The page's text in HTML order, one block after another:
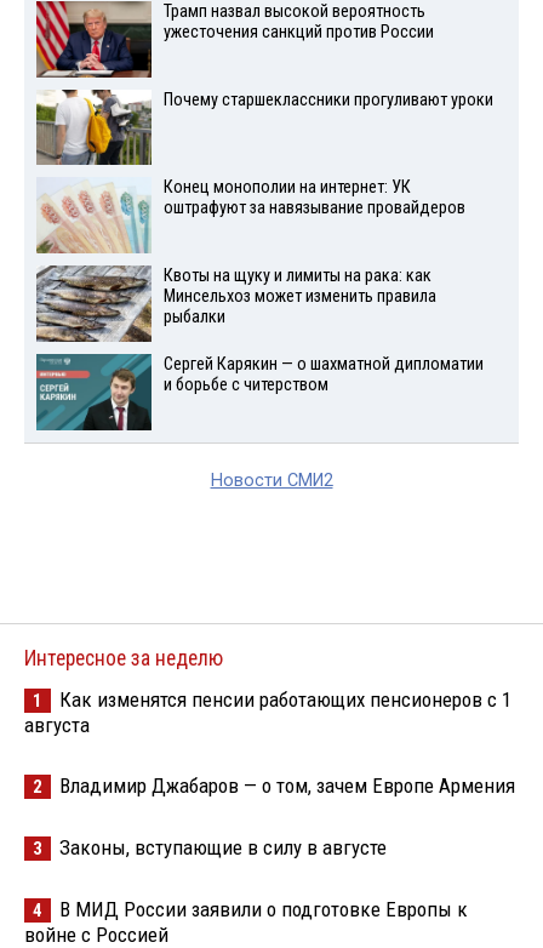
Трамп назвал высокой вероятность
ужесточения санкций против России
Почему старшеклассники прогуливают уроки
Конец монополии на интернет: УК
оштрафуют за навязывание провайдеров
Квоты на щуку и лимиты на рака: как
Минсельхоз может изменить правила
рыбалки
Сергей Карякин — о шахматной дипломатии
и борьбе с читерством
Новости СМИ2
Интересное за неделю
1
Как изменятся пенсии работающих пенсионеров с 1
августа
2 Владимир Джабаров — о том, зачем Европе Армения
3 Законы, вступающие в силу в августе
4
В МИД России заявили о подготовке Европы к
войне с Россией